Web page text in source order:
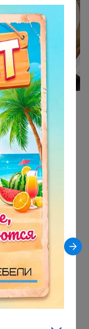
на ощупь,